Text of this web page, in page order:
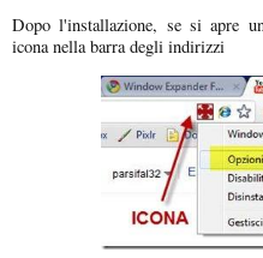
Dopo l'installazione, se si apre
icona nella barra degli indirizzi